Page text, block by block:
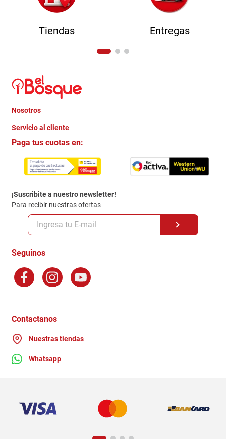
Tiendas Entregas
Nosotros
Quienes somos
Trabaja con Nosotros
Contacto
Servicio al cliente
Crédito Directo
Garantia
Politica de Privacidad
Políticas y condiciones GiftCard
Formas de Pago
Terminos y Condiciones
Factura Electronica
Ganadores - Promociones
Paga tus cuotas en:
¡Suscribite a nuestro newsletter!
Para recibir nuestras ofertas
Seguinos
Contactanos
Nuestras tiendas
Whatsapp